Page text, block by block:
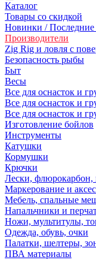
Каталог
Товары со скидкой
Новинки / Последние
Производители
Zig Rig и ловля с
Безoпасность рыбы
Быт
Весы
Все для оснасток и
Все для оснасток и
Все для оснасток и
Изготовление бойлов
Инструменты
Катушки
Кормушки
Крючки
Лески,
Маркерование и
Мебель, спальные
Напальчники и
Ножи, мультитулы,
Одежда, обувь, очки
Палатки, шелтеры,
ПВА материалы